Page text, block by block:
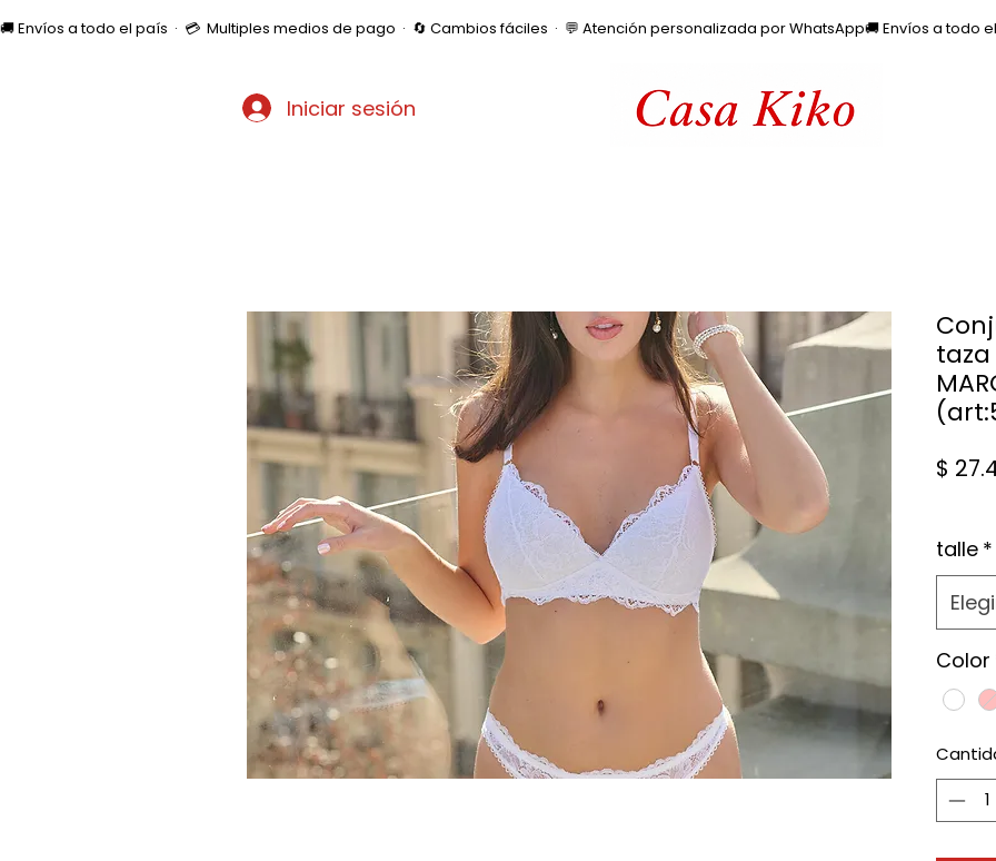
🚚 Envíos a todo el país  ·  💳  Multiples medios de pago  ·  🔄 Cambios fáciles  ·  💬 Atención personalizada por WhatsApp
Iniciar sesión
$
talle *
Color